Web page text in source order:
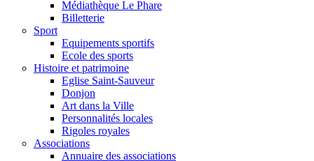
Médiathèque Le Phare
Billetterie
Sport
Equipements sportifs
Ecole des sports
Histoire et patrimoine
Eglise Saint-Sauveur
Donjon
Art dans la Ville
Personnalités locales
Rigoles royales
Associations
Annuaire des associations